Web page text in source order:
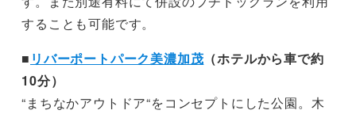
することも可能です。
■ リバーポートパーク美濃加茂 （ホテルから車で約
10分）
“まちなかアウトドア“をコンセプトにした公園。木